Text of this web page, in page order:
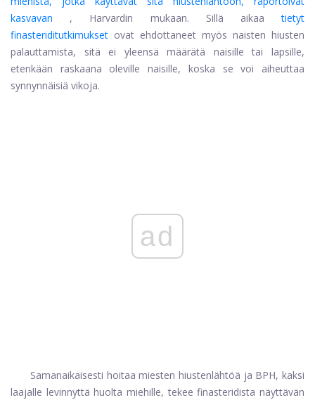
kasvavan
, Harvardin mukaan. Sillä aikaa
tietyt
finasteriditutkimukset ovat ehdottaneet myös naisten hiusten
palauttamista, sitä ei yleensä määrätä naisille tai lapsille,
etenkään raskaana oleville naisille, koska se voi aiheuttaa
synnynnäisiä vikoja.
ad
Samanaikaisesti hoitaa miesten hiustenlähtöä ja BPH, kaksi
laajalle levinnyttä huolta miehille, tekee finasteridista näyttävän